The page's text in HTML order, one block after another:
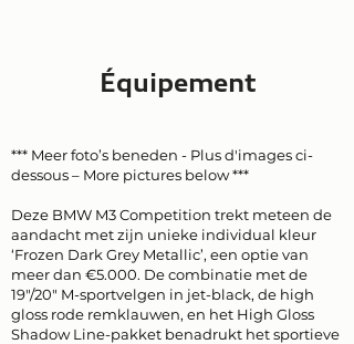
Équipement
*** Meer foto’s beneden - Plus d'images ci-
dessous – More pictures below ***
Deze BMW M3 Competition trekt meteen de
aandacht met zijn unieke individual kleur
‘Frozen Dark Grey Metallic’, een optie van
meer dan €5.000. De combinatie met de
19"/20" M-sportvelgen in jet-black, de high
gloss rode remklauwen, en het High Gloss
Shadow Line-pakket benadrukt het sportieve